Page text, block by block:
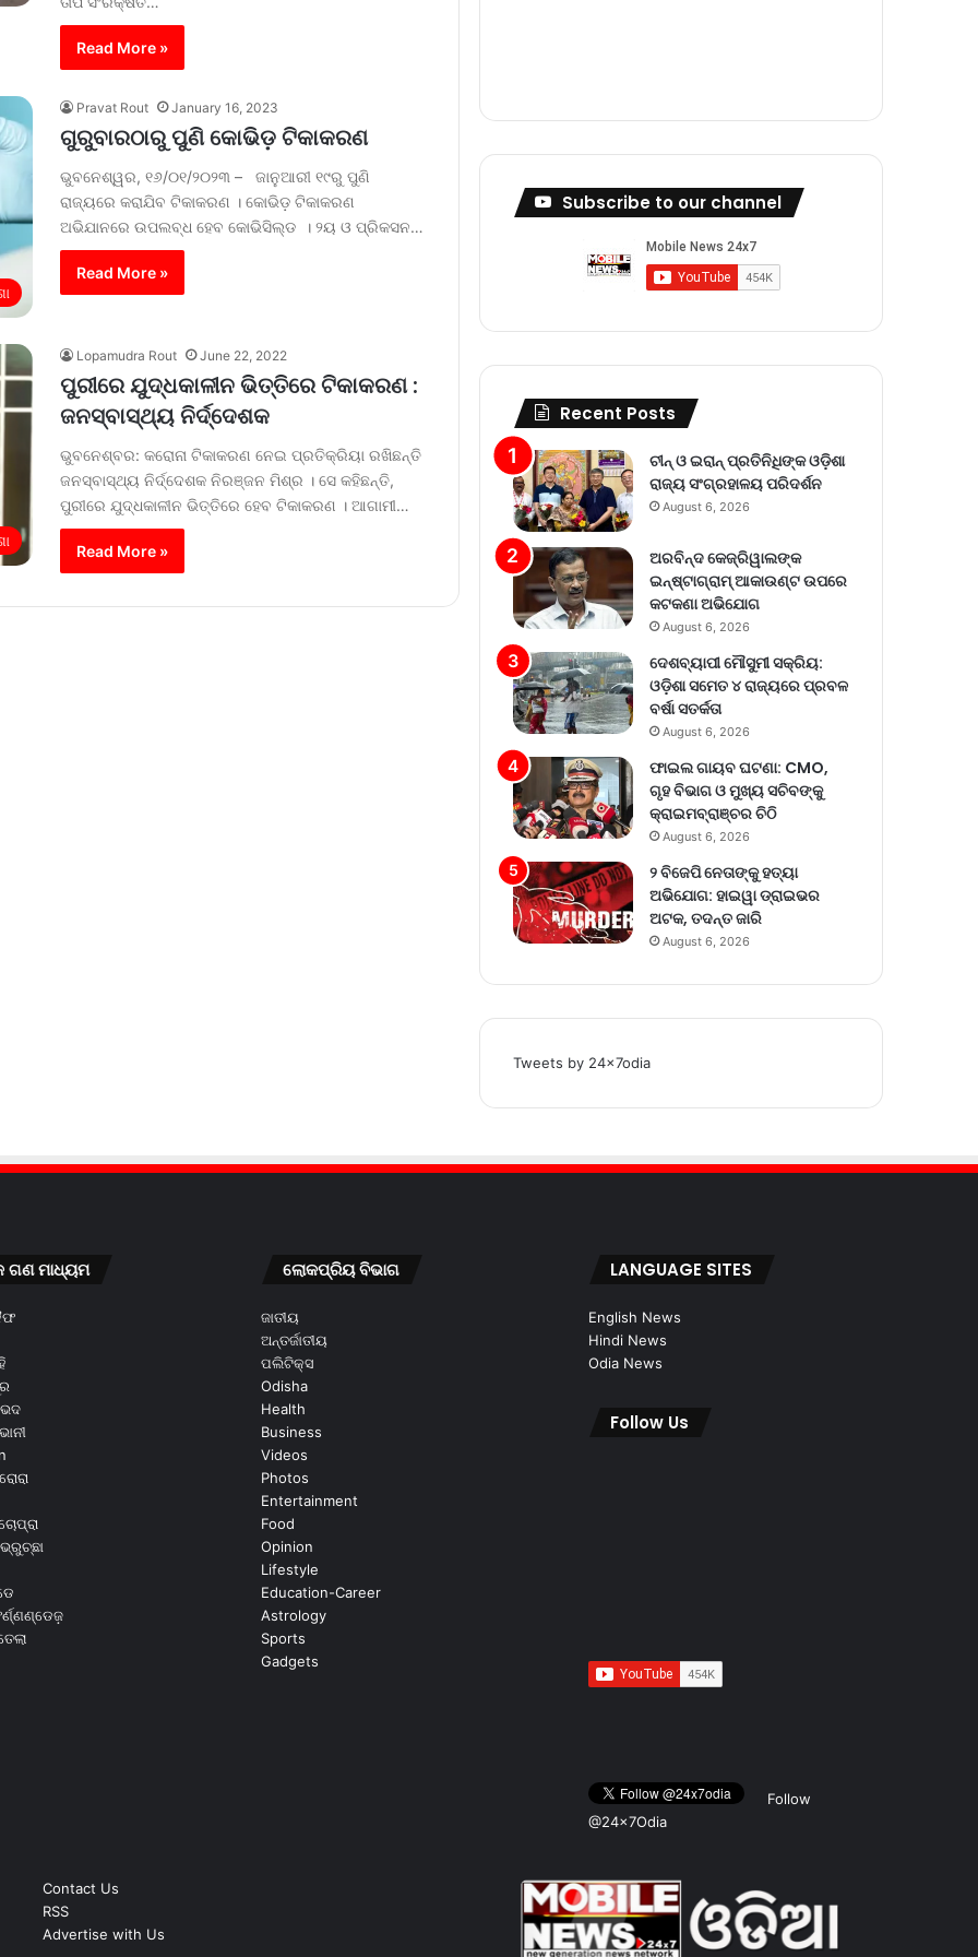
Read More »
Pravat Rout January 16, 2023
ଗୁରୁବାରଠାରୁ ପୁଣି କୋଭିଡ଼ ଟିକାକରଣ
ଭୁବନେଶ୍ୱର, ୧୬/୦୧/୨୦୨୩ – ଜାନୁଆରୀ ୧୯ରୁ ପୁଣି
ରାଜ୍ୟରେ କରାଯିବ ଟିକାକରଣ । କୋଭିଡ଼ ଟିକାକରଣ
ଅଭିଯାନରେ ଉପଲବ୍ଧ ହେବ କୋଭିସିଲ୍ଡ । ୨ୟ ଓ ପ୍ରିକସନ…
Read More »
Lopamudra Rout June 22, 2022
ପୁରୀରେ ଯୁଦ୍ଧକାଳୀନ ଭିତ୍ତିରେ ଟିକାକରଣ :
ଜନସ୍ବାସ୍ଥ୍ୟ ନିର୍ଦ୍ଦେଶକ
ଭୁବନେଶ୍ବର: କରୋନା ଟିକାକରଣ ନେଇ ପ୍ରତିକ୍ରିୟା ରଖିଛନ୍ତି
ଜନସ୍ବାସ୍ଥ୍ୟ ନିର୍ଦ୍ଦେଶକ ନିରଞ୍ଜନ ମିଶ୍ର । ସେ କହିଛନ୍ତି,
ପୁରୀରେ ଯୁଦ୍ଧକାଳୀନ ଭିତ୍ତିରେ ହେବ ଟିକାକରଣ । ଆଗାମୀ…
Read More »
Subscribe to our channel
Recent Posts
ଚୀନ୍ ଓ ଇରାନ୍ ପ୍ରତିନିଧିଙ୍କ ଓଡ଼ିଶା
ରାଜ୍ୟ ସଂଗ୍ରହାଳୟ ପରିଦର୍ଶନ
August 6, 2026
ଅରବିନ୍ଦ କେଜ୍ରିୱାଲଙ୍କ
ଇନ୍‌ଷ୍ଟାଗ୍ରାମ୍ ଆକାଉଣ୍ଟ ଉପରେ
କଟକଣା ଅଭିଯୋଗ
August 6, 2026
ଦେଶବ୍ୟାପୀ ମୌସୁମୀ ସକ୍ରିୟ:
ଓଡ଼ିଶା ସମେତ ୪ ରାଜ୍ୟରେ ପ୍ରବଳ
ବର୍ଷା ସତର୍କତା
August 6, 2026
ଫାଇଲ ଗାୟବ ଘଟଣା: CMO,
ଗୃହ ବିଭାଗ ଓ ମୁଖ୍ୟ ସଚିବଙ୍କୁ
କ୍ରାଇମବ୍ରାଞ୍ଚର ଚିଠି
August 6, 2026
୨ ବିଜେପି ନେତାଙ୍କୁ ହତ୍ୟା
ଅଭିଯୋଗ: ହାଇୱା ଡ୍ରାଇଭର
ଅଟକ, ତଦନ୍ତ ଜାରି
August 6, 2026
Tweets by 24x7odia
ଗଣ ମାଧ୍ୟମ ଲୋକପ୍ରିୟ ବିଭାଗ
ଜାତୀୟ
ଅନ୍ତର୍ଜାତୀୟ
ପଲିଟିକ୍ସ
Odisha
Health
Business
Videos
Photos
Entertainment
Food
Opinion
Lifestyle
Education-Career
Astrology
Sports
Gadgets
LANGUAGE SITES
English News
Hindi News
Odia News
Follow Us
Follow
@24x7Odia
Contact Us
RSS
Advertise with Us